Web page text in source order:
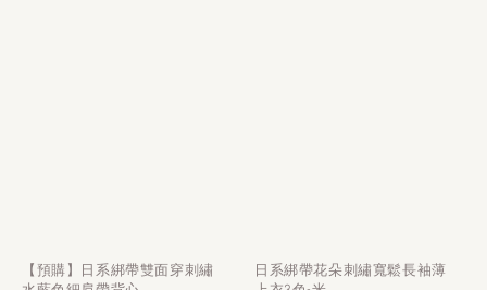
【預購】日系綁帶雙面穿刺繡
日系綁帶花朵刺繡寬鬆長袖薄